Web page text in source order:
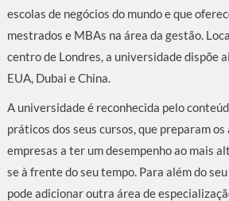
escolas de negócios do mundo e que
mestrados e MBAs na área da gestão.
centro de Londres, a universidade dispõe
EUA, Dubai e China.
A universidade é reconhecida pelo
práticos dos seus cursos, que preparam
empresas a ter um desempenho ao mais
se à frente do seu tempo. Para além do
pode adicionar outra área de